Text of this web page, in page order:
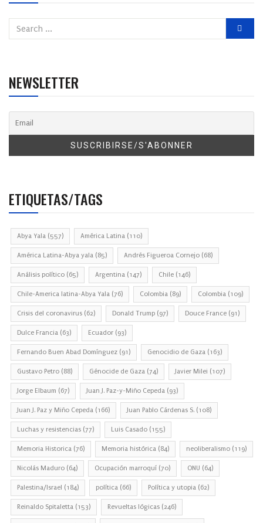
NEWSLETTER
ETIQUETAS/TAGS
Abya Yala (557) América Latina (110)
América Latina-Abya yala (85) Andrés Figueroa Cornejo (68)
Análisis político (65) Argentina (147) Chile (146)
Chile-America latina-Abya Yala (76) Colombia (89) Colombia (109)
Crisis del coronavirus (62) Donald Trump (97) Douce France (91)
Dulce Francia (63) Ecuador (93)
Fernando Buen Abad Domínguez (91) Genocidio de Gaza (163)
Gustavo Petro (88) Génocide de Gaza (74) Javier Milei (107)
Jorge Elbaum (67) Juan J. Paz-y-Miño Cepeda (93)
Juan J. Paz y Miño Cepeda (166) Juan Pablo Cárdenas S. (108)
Luchas y resistencias (77) Luis Casado (155)
Memoria Historica (76) Memoria histórica (84) neoliberalismo (119)
Nicolás Maduro (64) Ocupación marroquí (70) ONU (64)
Palestina/Israel (184) política (66) Política y utopia (62)
Reinaldo Spitaletta (153) Revueltas lógicas (246)